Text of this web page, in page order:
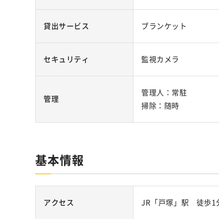
貸出サービス ブランケット
セキュリティ 監視カメラ
管理
管理人：常駐
掃除：随時
基本情報
アクセス JR「戸塚」駅 徒歩1